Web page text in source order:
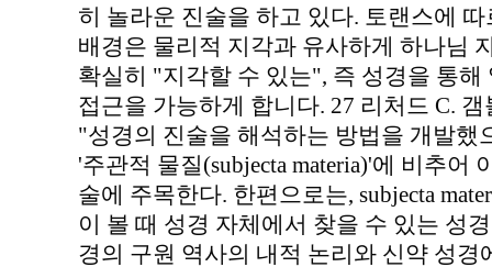
히 놀라운 진술을 하고 있다. 토랜스에
배경은 물리적 지각과 유사하게 하나님
확실히 "지각할 수 있는", 즉 성경을 통
접근을 가능하게 합니다. 27 리처드 C. 갬
"성경의 진술을 해석하는 방법을 개발했
'주관적 물질(subjecta materia)'에 비추어
술에 주목한다. 한편으로는, subjecta
이 볼 때 성경 자체에서 찾을 수 있는 성
경의 구원 역사의 내적 논리와 신약 성